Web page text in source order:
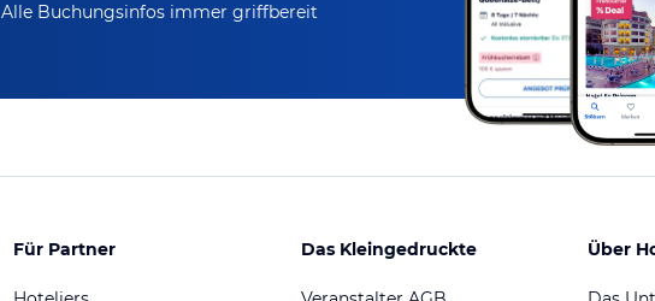
Alle Buchungsinfos immer griffbereit
Für Partner Das Kleingedruckte Über